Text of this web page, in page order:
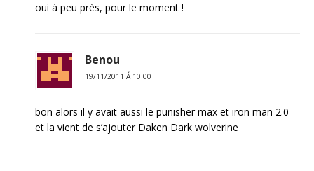
oui à peu près, pour le moment !
Benou
19/11/2011 Á 10:00
bon alors il y avait aussi le punisher max et iron man 2.0
et la vient de s’ajouter Daken Dark wolverine